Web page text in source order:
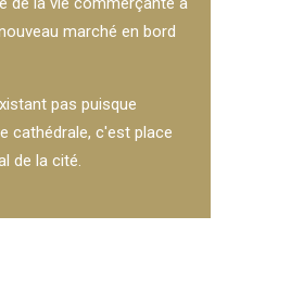
marché en bord
pas puisque
cathédrale, c'est place
de la cité.